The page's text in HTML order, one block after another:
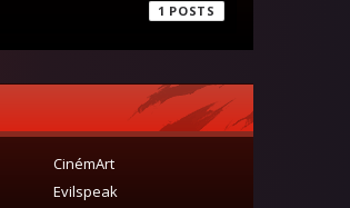
1
CinémArt
Evilspeak